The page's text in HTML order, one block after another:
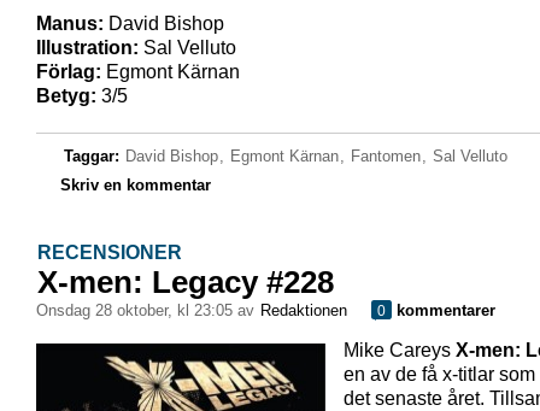
Manus: David Bishop
Illustration: Sal Velluto
Förlag: Egmont Kärnan
Betyg: 3/5
Taggar: David Bishop, Egmont Kärnan, Fantomen, Sal Velluto
Skriv en kommentar
RECENSIONER
X-men: Legacy #228
onsdag 28 oktober, kl 23:05 av Redaktionen 0 kommentarer
Mike Careys X-men:
en av de få x-titlar som
det senaste året.